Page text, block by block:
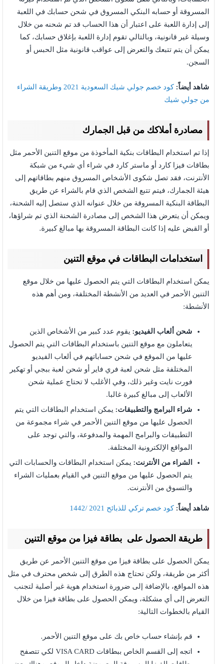
المسروقة أو حسابه البنكي المسروق في شحن حسابك في اللعبة
إلى إدارة اللعبة على اعتبار أن هذا الحساب قد تم شحنه من خلال
وسيلة غير قانونية، وبالتالي تقوم إدارة اللعبة بإغلاق حسابك، كما
يمكن أن يتم تتبعك والتعرض إلى عواقب قانونية مثل الحبس أو
السجن.
شاهد أيضاً:
كود خصم جولي شيك السعودية 2021 وطريقة الشراء
من جولي شيك
مصادرة أملاكك من قبل الجمارك
إذا تم استخدام البطاقات بنكية المأخوذة من موقع التنين الأحمر مثل
بطاقات فيزا كارد أو ماستر كارد في شراء أي شيء من شبكة
الأنترنت، فقد تصل شكوى الأشخاص المسروق منهم بطاقاتهم إلى
هيئة الجمارك، فيتم تتبع الشخص الذي قام بالشراء عن طريق
البطاقة البنكية المسروقة من خلال عنوانه الذي ستصل إليه الشحنة،
ويمكن أن يتعرض هذا الشخص إلى مصادرة الشحنة الذي تم شراؤها،
أو القبض عليه إذا كانت البطاقة المسروقة بها مبالغ كبيرة.
استخدامات البطاقات في موقع التنين
يمكن استخدام البطاقات التي يتم الحصول عليها من خلال موقع
التنين الأحمر في العديد من الأنشطة المختلفة، ومن أهم هذه
الأنشطة:
شحن ألعاب الفيديو: يقوم عدد كبير من الأشخاص الذين
يتعاملون مع موقع التنين باستخدام البطاقات التي يتم الحصول
عليها من الموقع في شحن حساباتهم في ألعاب الفيديو
المختلفة مثل شحن لعبة فري فاير أو شحن لعبة ببجي أو تهكير
فورت نايت وغير ذلك، وفي الأغلب لا تحتاج عملية شحن
الألعاب إلى مبالغ كبيرة غالبا.
شراء البرامج والتطبيقات: يمكن استخدام البطاقات التي يتم
الحصول عليها من موقع التنين الأحمر في شراء مجموعة من
التطبيقات والبرامج المهمة والمدفوعة، والتي توجد على
المواقع الإلكترونية المختلفة.
الشراء من الأنترنت: يمكن استخدام البطاقات والحسابات التي
يتم الحصول عليها من موقع التنين في القيام بعمليات الشراء
والتسوق من الأنترنت.
شاهد أيضاً:كود خصم تركي للذبائح 2021 /1442
طريقة الحصول على بطاقة فيزا من موقع التنين
يمكن الحصول على بطاقة فيزا من موقع التنين الأحمر عن طريق
أكثر من طريقة، ولكن تحتاج هذه الطرق إلى شخص محترف في مثل
هذه المواقع، بالإضافة إلى ضرورة استخدام هوية غير أصلية لتجنب
التعرض إلى أي مشكلة، ويمكن الحصول على بطاقة فيزا من خلال
القيام بالخطوات التالية:
قم بإنشاء حساب خاص بك على موقع التنين الأحمر.
اتجه إلى القسم الخاص ببطاقات VISA CARD لكي تتصفح